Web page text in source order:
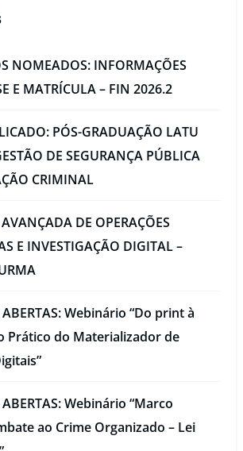
NOMEADOS: INFORMAÇÕES
E MATRÍCULA – FIN 2026.2
PÓS-GRADUAÇÃO LATU
DE SEGURANÇA PÚBLICA
CRIMINAL​
DE OPERAÇÕES
E INVESTIGAÇÃO DIGITAL –
ABERTAS: Webinário “Do print à
Prático do Materializador de
ABERTAS: Webinário “Marco
ao Crime Organizado – Lei